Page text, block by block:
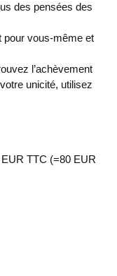
des pensées des
pour vous-même et
l’achèvement
unicité, utilisez
EUR TTC (=80 EUR